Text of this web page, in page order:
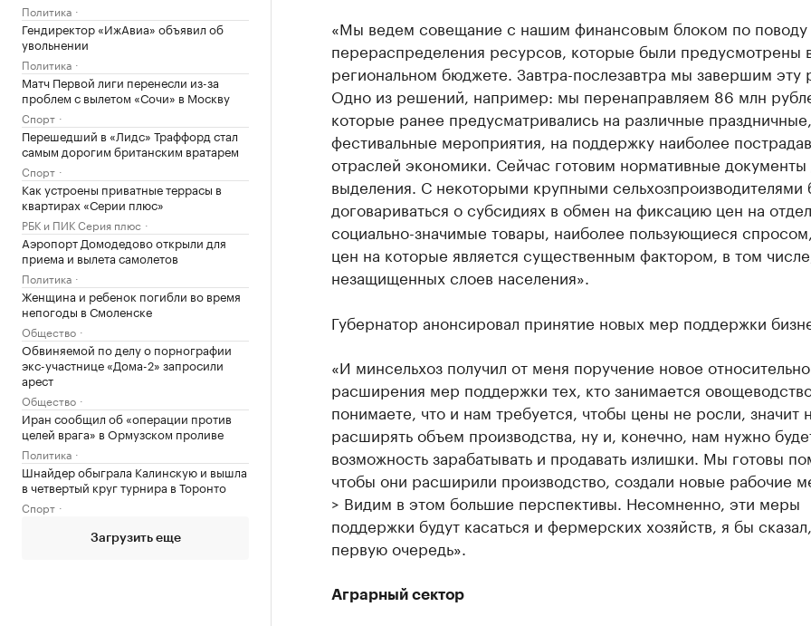
Политика
Гендиректор «ИжАвиа» объявил об
увольнении
Политика
Матч Первой лиги перенесли из-за
проблем с вылетом «Сочи» в Москву
Спорт
Перешедший в «Лидс» Траффорд стал
самым дорогим британским вратарем
Спорт
Как устроены приватные террасы в
квартирах «Серии плюс»
РБК и ПИК Серия плюс
Аэропорт Домодедово открыли для
приема и вылета самолетов
Политика
Женщина и ребенок погибли во время
непогоды в Смоленске
Общество
Обвиняемой по делу о порнографии
экс-участнице «Дома-2» запросили
арест
Общество
Иран сообщил об «операции против
целей врага» в Ормузском проливе
Политика
Шнайдер обыграла Калинскую и вышла
в четвертый круг турнира в Торонто
Спорт
Загрузить еще
«Мы ведем совещание с нашим финансовым блоком по поводу
перераспределения ресурсов, которые были предусмотрены
региональном бюджете. Завтра-послезавтра мы завершим эту
Одно из решений, например: мы перенаправляем 86 млн
которые ранее предусматривались на различные праздничные,
фестивальные мероприятия, на поддержку наиболее
отраслей экономики. Сейчас готовим нормативные документы
выделения. С некоторыми крупными сельхозпроизводителями
договариваться о субсидиях в обмен на фиксацию цен на
социально-значимые товары, наиболее пользующиеся
цен на которые является существенным фактором, в том
незащищенных слоев населения».
Губернатор анонсировал принятие новых мер поддержки
«И минсельхоз получил от меня поручение новое относительно
расширения мер поддержки тех, кто занимается
понимаете, что и нам требуется, чтобы цены не росли, значит
расширять объем производства, ну и, конечно, нам нужно
возможность зарабатывать и продавать излишки. Мы готовы
чтобы они расширили производство, создали новые рабочие
> Видим в этом большие перспективы. Несомненно, эти меры
поддержки будут касаться и фермерских хозяйств, я бы
первую очередь».
Аграрный сектор